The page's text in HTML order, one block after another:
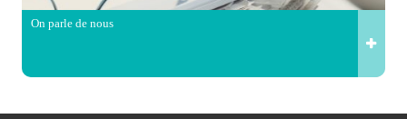
On parle de nous